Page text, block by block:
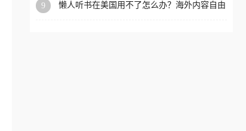
9
懒人听书在美国用不了怎么办？海外内容自由